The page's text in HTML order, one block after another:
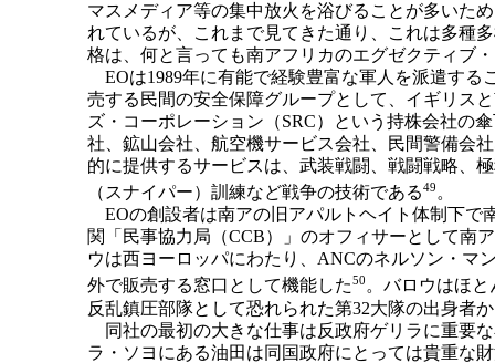
マスメディア等の集中放火を浴びることが多いた
れているが、これまで見てきた通り、これは多種
格は、何と言っても南アフリカのエグゼクティブ
EOは1989年に有能で経験豊富な軍人を派遣する
売する民間の安全保障グループとして、イギリス
ズ・コーポレーション（SRC）という持株会社の
社、鉱山会社、航空機サービス会社、民間警備会
的に提供するサービスは、武装戦闘、戦闘戦略、
（スナイパー）訓練など戦争の技術である49 。
EOの創設者は南アの旧アパルトヘイト体制下で
関「民事協力局（CCB）」のオフィサーとして南
ウは西ヨーロッパにわたり、ANCのネルソン・マ
外で販売する窓口として機能した50。バロウはほ
反乱鎮圧部隊として恐れられた第32大隊の出身者
同社の最初の大きな仕事は反政府ゲリラに重要
ラ・ソヨにある油田は同国政府にとっては貴重な